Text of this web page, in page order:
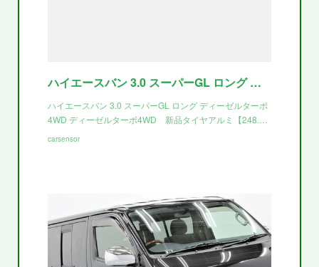
ハイエースバン 3.0 スーパーGL ロング ディーゼルターボ 4WD ディーゼルターボ4WD 新品タイヤアルミ(北海道)の中古車詳細 | 中古車なら【カーセンサーnet】
ハイエースバン 3.0 スーパーGL ロング ディーゼルターボ
4WD ディーゼルターボ4WD 新品タイヤアルミ【248.…
carsensor